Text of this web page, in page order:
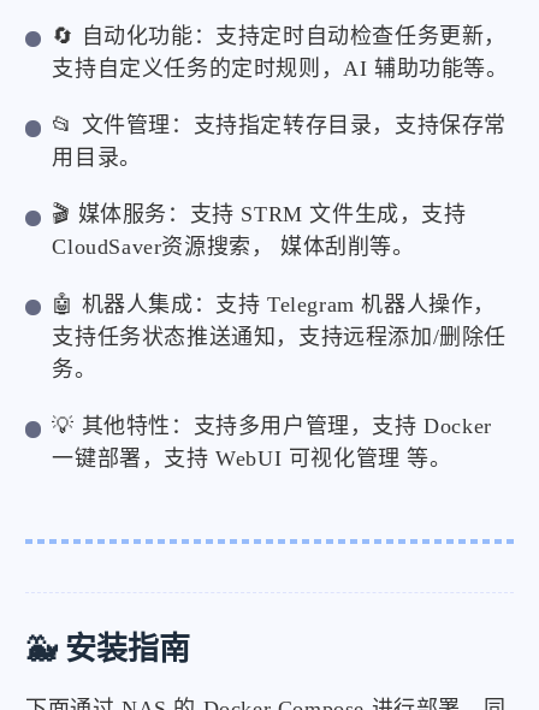
🔄 自动化功能：支持定时自动检查任务更新，
支持自定义任务的定时规则，AI 辅助功能等。
📂 文件管理：支持指定转存目录，支持保存常
用目录。
🎬 媒体服务：支持 STRM 文件生成，支持
CloudSaver资源搜索， 媒体刮削等。
🤖 机器人集成：支持 Telegram 机器人操作，
支持任务状态推送通知，支持远程添加/删除任
务。
💡 其他特性：支持多用户管理，支持 Docker
一键部署，支持 WebUI 可视化管理 等。
🐳 安装指南